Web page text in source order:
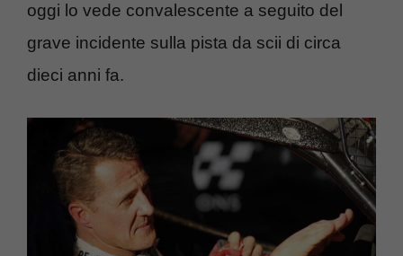
oggi lo vede convalescente a seguito del
grave incidente sulla pista da scii di circa
dieci anni fa.